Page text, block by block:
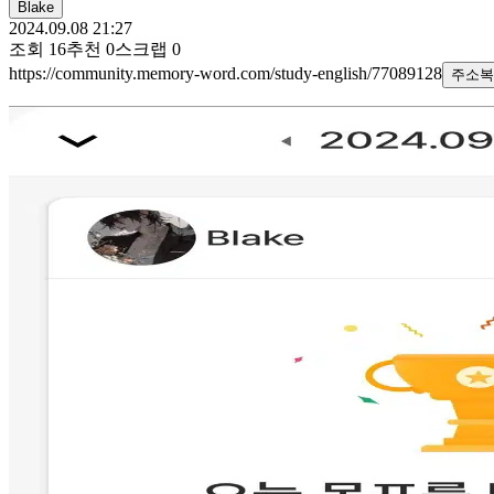
Blake
2024.09.08 21:27
조회 16추천 0스크랩 0
https://community.memory-word.com/study-english/77089128 주소